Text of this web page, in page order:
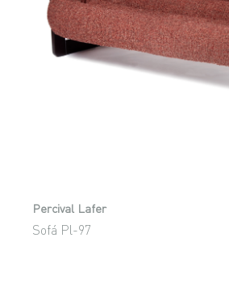
Percival Lafer
Sofá Pl-97